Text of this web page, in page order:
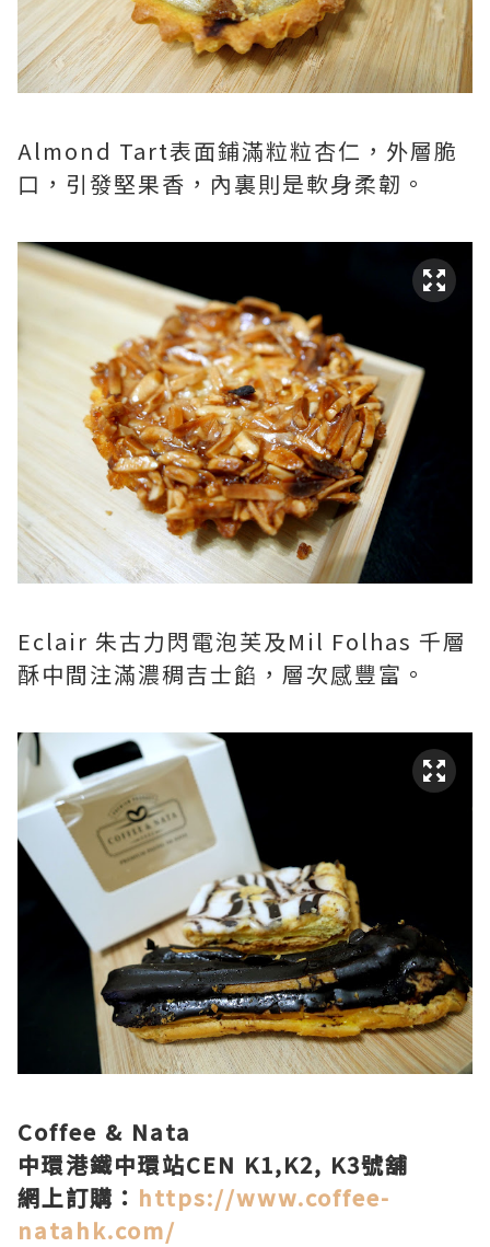
Almond Tart表面鋪滿粒粒杏仁，外層脆
口，引發堅果香，內裏則是軟身柔韌。
Eclair 朱古力閃電泡芙及Mil Folhas 千層
酥中間注滿濃稠吉士餡，層次感豐富。
Coffee & Nata
中環港鐵中環站CEN K1,K2, K3號舖
網上訂購： https://www.coffee-
natahk.com/